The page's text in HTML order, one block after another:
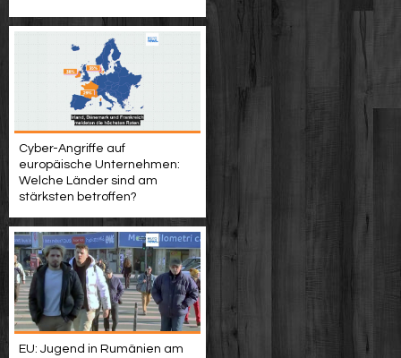
Cyber-Angriffe auf
europäische Unternehmen:
Welche Länder sind am
stärksten betroffen?
EU: Jugend in Rumänien am